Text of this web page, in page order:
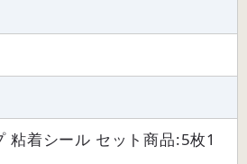
粘着シール セット商品:5枚1